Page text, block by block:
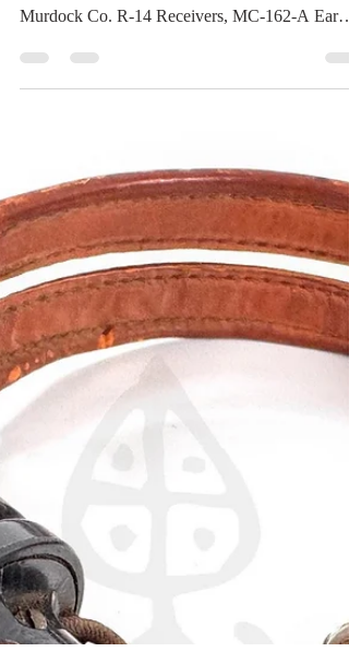
380 A橘色印記）
Second World War U.S. Army Signal Corps HS-
23 High-Impedance Headset with Wm. J.
Mark 第二次世界大戰美國陸軍通信部隊HS-
型高阻抗通訊耳機——威廉・J・默多克公司
製R-14型聽筒、MC-162-A型耳墊、PL-54型
頭（SC 380 A橘色印記）《Black Water
Museum Collections | 黑水博物館館藏》 1. 基
本資料 文物名稱：第二次世界大戰美國陸軍
通信部隊HS-23型高阻抗通訊耳機——威廉
J・默多克公司製R-14型聽筒、MC-162-A型
墊、PL-54型插頭（SC 380 A橘色印記） 英
名稱：Second World War U.S. Army Signal
Corps HS-23 High-Impedance Headset with